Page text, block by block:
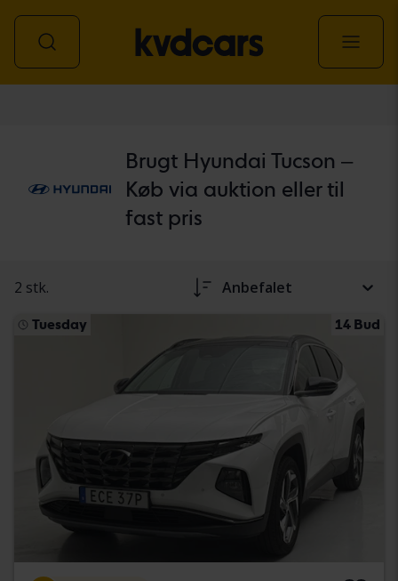
Brugt Hyundai Tucson –
Køb via auktion eller til
fast pris
2 stk. Anbefalet
Tuesday 14 Bud